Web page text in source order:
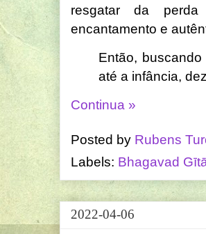
resgatar da
encantamento e
Então,
até a infância,
Continua »
Posted by Rubens
Labels: Bhagavad
2022-04-06